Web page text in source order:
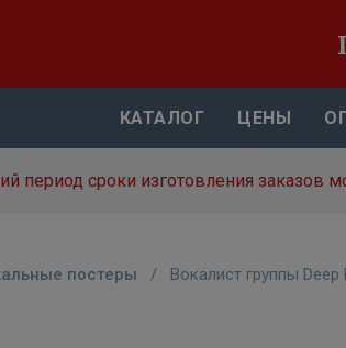
КАТАЛОГ ЦЕНЫ
период сроки изготовления заказов
постеры / Вокалист группы